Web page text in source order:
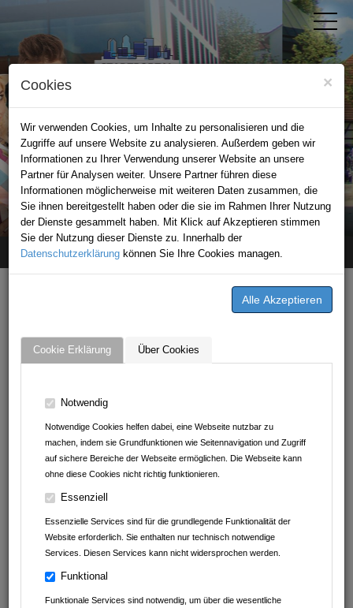
×
Cookies
Wir verwenden Cookies, um Inhalte zu personalisieren und die
Zugriffe auf unsere Website zu analysieren. Außerdem geben wir
Informationen zu Ihrer Verwendung unserer Website an unsere
Partner für Analysen weiter. Unsere Partner führen diese
Informationen möglicherweise mit weiteren Daten zusammen, die
Sie ihnen bereitgestellt haben oder die sie im Rahmen Ihrer Nutzung
der Dienste gesammelt haben. Mit Klick auf Akzeptieren stimmen
Sie der Nutzung dieser Dienste zu. Innerhalb der
Datenschutzerklärung können Sie Ihre Cookies managen.
Cookie Erklärung Über Cookies
Notwendig
Notwendige Cookies helfen dabei, eine Webseite nutzbar zu
machen, indem sie Grundfunktionen wie Seitennavigation und Zugriff
auf sichere Bereiche der Webseite ermöglichen. Die Webseite kann
ohne diese Cookies nicht richtig funktionieren.
Essenziell
Essenzielle Services sind für die grundlegende Funktionalität der
Website erforderlich. Sie enthalten nur technisch notwendige
Services. Diesen Services kann nicht widersprochen werden.
Funktional
Funktionale Services sind notwendig, um über die wesentliche
STADTPORTAL LEINGARTEN
Home News Fahrschule Florian Leichtle
NEWS VON FAHRSCHULE
FLORIAN LEICHTLE
Was gibt es Neues?
GESCHRIEBEN VON
Fahrschule Florian Leichtle
Andrea Erath - Seven Sundays Schlafsysteme
La Kiosk
Outdoor Outlet
Heart Balls Tattoo